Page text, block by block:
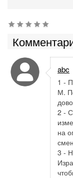
abc
1 -
М.
2 -
на
3 -